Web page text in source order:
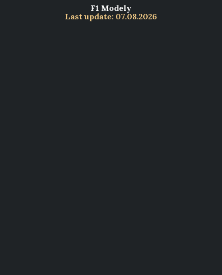
F1 Modely
Last update: 07.08.2026